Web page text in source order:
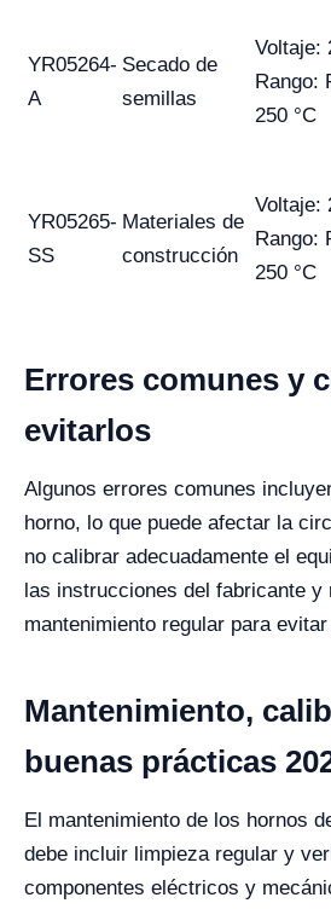
YR05264-
A
Secado de
semillas
Voltaje:
Rango:
250 °C
YR05265-
SS
Materiales de
construcción
Voltaje:
Rango:
250 °C
Errores comunes y
evitarlos
Algunos errores comunes
horno, lo que puede afectar la
no calibrar adecuadamente el
las instrucciones del fabricante y
mantenimiento regular para
Mantenimiento,
buenas prácticas
El mantenimiento de los hornos
debe incluir limpieza regular y
componentes eléctricos y